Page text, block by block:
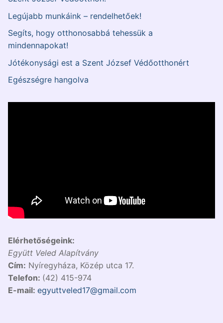
Legújabb munkáink – rendelhetőek!
Segíts, hogy otthonosabbá tehessük a
mindennapokat!
Jótékonysági est a Szent József Védőotthonért
Egészségre hangolva
Elérhetőségeink:
Együtt Veled Alapítvány
Cím: Nyíregyháza, Közép utca 17.
Telefon: (42) 415-974
E-mail: egyuttveled17@gmail.com